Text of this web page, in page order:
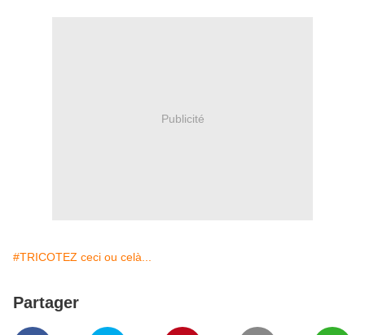
Publicité
#TRICOTEZ ceci ou celà...
Partager